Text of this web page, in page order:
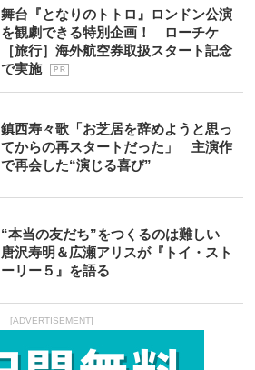
舞台『となりのトトロ』ロンドン公演
を観劇できる特別企画！ ローチケ
［旅行］海外航空券取扱スタート記念
で実施
P R
鎮西寿々歌「お芝居を辞めようと思っ
てからの再スタートだった」 主演作
で再会した“演じる喜び”
“本当の友だち”をつくるのは難しい
唐沢寿明＆広瀬アリスが『トイ・スト
ーリー５』を語る
[ADVERTISEMENT]